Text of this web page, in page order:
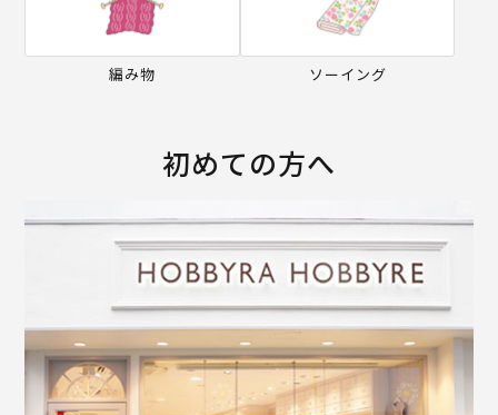
編み物 ソーイング
初めての方へ